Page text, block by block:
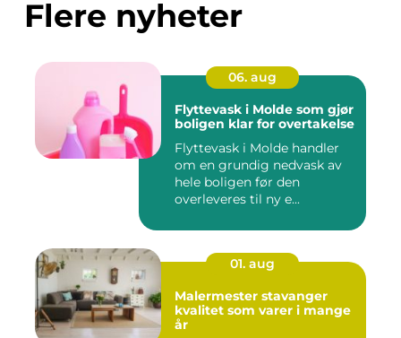
Flere nyheter
06. aug
Flyttevask i Molde som gjør
boligen klar for overtakelse
Flyttevask i Molde handler
om en grundig nedvask av
hele boligen før den
overleveres til ny e...
01. aug
Malermester stavanger
kvalitet som varer i mange
år